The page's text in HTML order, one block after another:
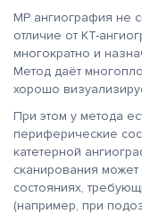
МР ангиография не
отличие от КТ-
многократно и
Метод даёт
хорошо
При этом у метода
периферические
катетерной
сканирования
состояниях,
(например, при